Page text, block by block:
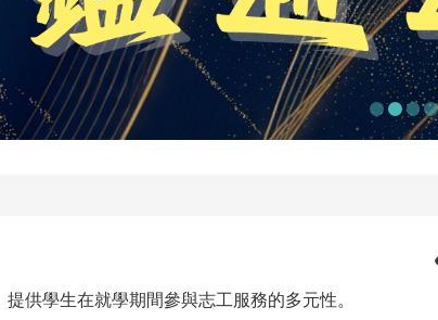
學生在就學期間參與志工服務的多元性。